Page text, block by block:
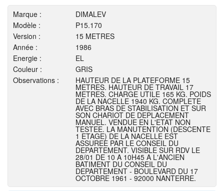
Marque :
DIMALEV
Modèle :
P15.170
Version :
15 METRES
Année :
1986
Energie :
EL
Couleur :
GRIS
Observations :
HAUTEUR DE LA PLATEFORME 15
METRES. HAUTEUR DE TRAVAIL 17
METRES. CHARGE UTILE 165 KG. POIDS
DE LA NACELLE 1940 KG. COMPLETE
AVEC BRAS DE STABILISATION ET SUR
SON CHARIOT DE DEPLACEMENT
MANUEL. VENDUE EN L'ETAT NON
TESTEE. LA MANUTENTION (DESCENTE
1 ETAGE) DE LA NACELLE EST
ASSUREE PAR LE CONSEIL DU
DEPARTEMENT. VISIBLE SUR RDV LE
28/01 DE 10 A 10H45 A L'ANCIEN
BATIMENT DU CONSEIL DU
DEPARTEMENT - BOULEVARD DU 17
OCTOBRE 1961 - 92000 NANTERRE.